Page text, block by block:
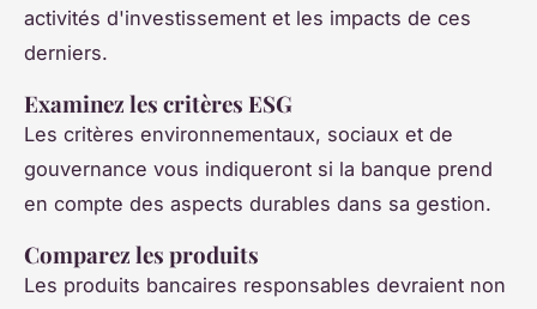
activités d'investissement et les impacts de ces
derniers.
Examinez les critères ESG
Les critères environnementaux, sociaux et de
gouvernance vous indiqueront si la banque prend
en compte des aspects durables dans sa gestion.
Comparez les produits
Les produits bancaires responsables devraient non